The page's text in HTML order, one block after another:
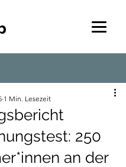
250
an der
1 Min. Lesezeit